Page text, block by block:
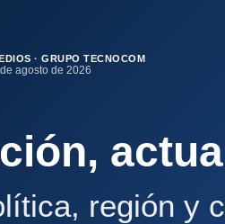
· GRUPO TECNOCOM
agosto de 2026
región y